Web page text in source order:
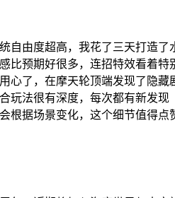
自由度超高，我花了三天打造了
比预期好很多，连招特效看着特
心了，在摩天轮顶端发现了隐藏
玩法很有深度，每次都有新发现
根据场景变化，这个细节值得点